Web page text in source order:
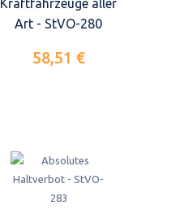
Kraftfahrzeuge aller
Art - StVO-280
58,51 €